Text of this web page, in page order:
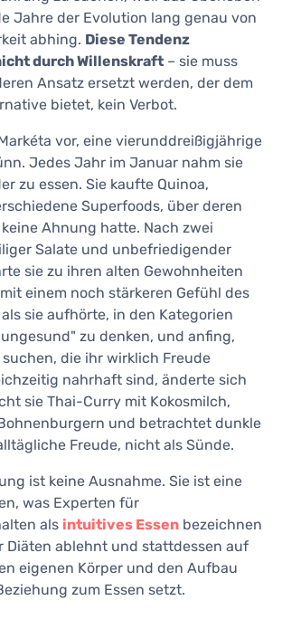
Jahre der Evolution lang genau von
abhing. Diese Tendenz
durch Willenskraft – sie muss
Ansatz ersetzt werden, der dem
bietet, kein Verbot.
vor, eine vierunddreißigjährige
Jedes Jahr im Januar nahm sie
zu essen. Sie kaufte Quinoa,
Superfoods, über deren
Ahnung hatte. Nach zwei
Salate und unbefriedigender
sie zu ihren alten Gewohnheiten
einem noch stärkeren Gefühl des
sie aufhörte, in den Kategorien
zu denken, und anfing,
die ihr wirklich Freude
nahrhaft sind, änderte sich
sie Thai-Curry mit Kokosmilch,
und betrachtet dunkle
Freude, nicht als Sünde.
ist keine Ausnahme. Sie ist eine
was Experten für
als intuitives Essen bezeichnen
Diäten ablehnt und stattdessen auf
eigenen Körper und den Aufbau
zum Essen setzt.